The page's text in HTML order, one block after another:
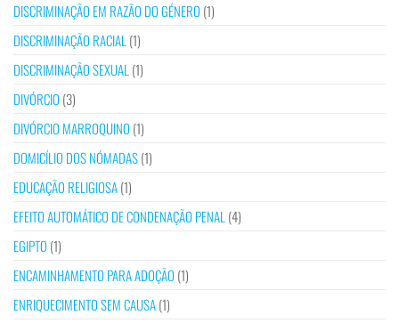
DISCRIMINAÇÃO EM RAZÃO DO GÉNERO (1)
DISCRIMINAÇÃO RACIAL (1)
DISCRIMINAÇÃO SEXUAL (1)
DIVÓRCIO (3)
DIVÓRCIO MARROQUINO (1)
DOMICÍLIO DOS NÓMADAS(1)
EDUCAÇÃO RELIGIOSA(1)
EFEITO AUTOMÁTICO DE CONDENAÇÃO PENAL (4)
EGIPTO (1)
ENCAMINHAMENTO PARA ADOÇÃO (1)
ENRIQUECIMENTO SEM CAUSA(1)